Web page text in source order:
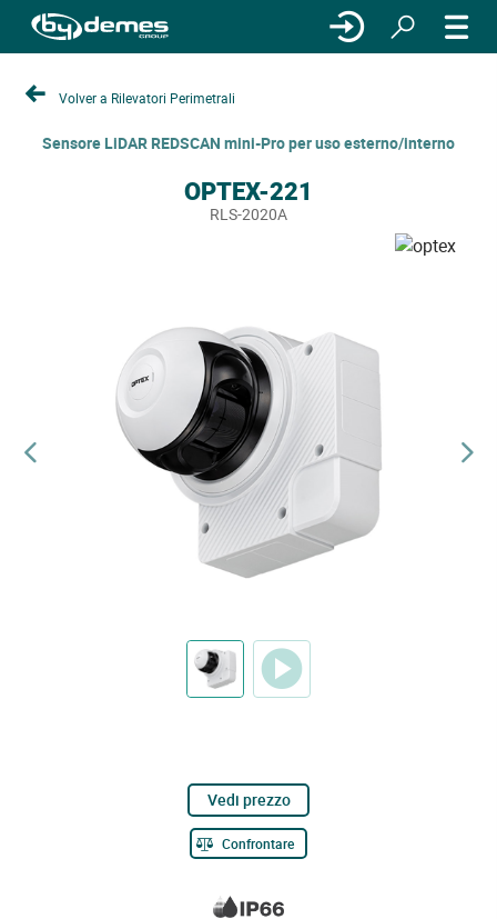
Volver a Rilevatori Perimetrali
Sensore LiDAR REDSCAN mini-Pro per uso esterno/interno
OPTEX-221
RLS-2020A
Vedi prezzo
Confrontare